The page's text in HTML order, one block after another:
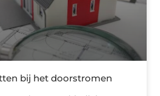
bij het doorstromen